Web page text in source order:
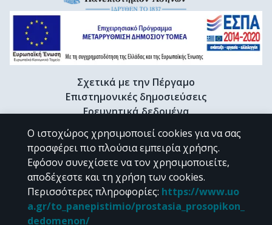
Σχετικά με την Πέργαμο
Επιστημονικές δημοσιεύσεις
Ερευνητικά δεδομένα
Διδακτορικές διατριβές & Γκρίζα βιβλιογραφία
Προφίλ Ερευνητή
CC BY-NC 4.0
Εκτός αν αναφέρεται διαφορετικά, το υλικό της "Περγάμου" διατίθεται
Ο ιστοχώρος χρησιμοποιεί cookies για να σας
προσφέρει πιο πλούσια εμπειρία χρήσης.
Εφόσον συνεχίσετε να τον χρησιμοποιείτε,
αποδέχεστε και τη χρήση των cookies.
Περισσότερες πληροφορίες: https://www.uo
a.gr/to_panepistimio/prostasia_prosopikon_
dedomenon/